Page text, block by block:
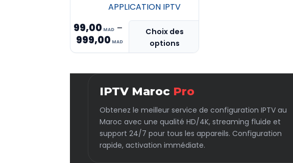
APPLICATION IPTV
99,00 –
999,00Plage
de
à
MAD 999,00
Choix des
options
Ce
produit
options
peuvent
choisies
IPTV Maroc Pro
Obtenez le meilleur service de configuration IPTV au
Maroc avec une qualité HD/4K, streaming fluide et
support 24/7 pour tous les appareils. Configuration
rapide, activation immédiate.